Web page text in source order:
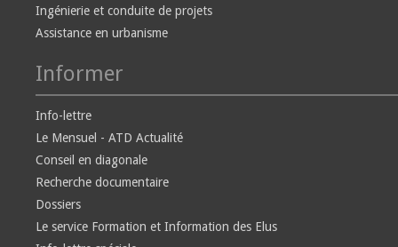
Ingénierie et conduite de projets
Assistance en urbanisme
Informer
Info-lettre
Le Mensuel - ATD Actualité
Conseil en diagonale
Recherche documentaire
Dossiers
Le service Formation et Information des Elus